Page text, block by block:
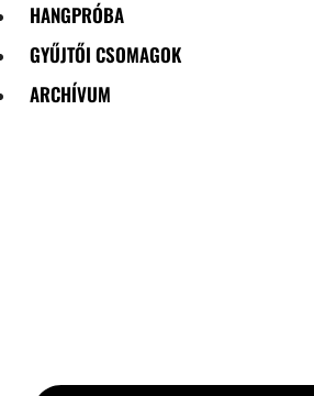
HANGPRÓBA
GYŰJTŐI CSOMAGOK
ARCHÍVUM